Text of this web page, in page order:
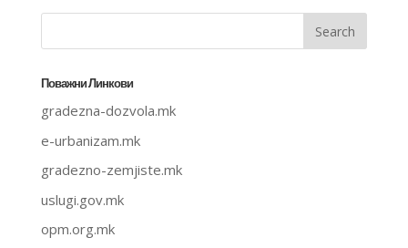
Поважни Линкови
gradezna-dozvola.mk
e-urbanizam.mk
gradezno-zemjiste.mk
uslugi.gov.mk
opm.org.mk